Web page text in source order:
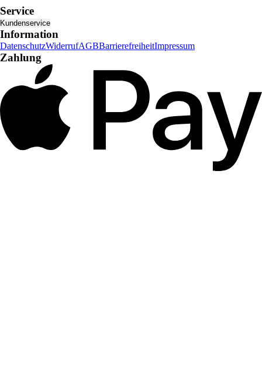
Service
Kundenservice
Information
DatenschutzWiderrufAGBBarrierefreiheitImpressum
Zahlung